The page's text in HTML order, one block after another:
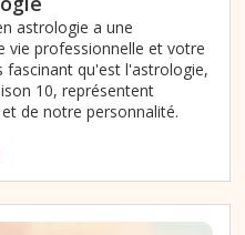
astrologie a une
vie professionnelle et votre
fascinant qu'est l'astrologie,
10, représentent
de notre personnalité.